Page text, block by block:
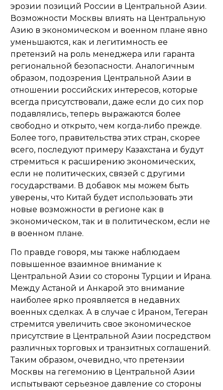
эрозии позиций России в Центральной Азии.
Возможности Москвы влиять на Центральную
Азию в экономическом и военном плане явно
уменьшаются, как и легитимность ее
претензий на роль менеджера или гаранта
региональной безопасности. Аналогичным
образом, подозрения Центральной Азии в
отношении российских интересов, которые
всегда присутствовали, даже если до сих пор
подавлялись, теперь выражаются более
свободно и открыто, чем когда-либо прежде.
Более того, правительства этих стран, скорее
всего, последуют примеру Казахстана и будут
стремиться к расширению экономических,
если не политических, связей с другими
государствами. В добавок мы можем быть
уверены, что Китай будет использовать эти
новые возможности в регионе как в
экономическом, так и в политическом, если не
в военном плане.
По правде говоря, мы также наблюдаем
повышенное взаимное внимание к
Центральной Азии со стороны Турции и Ирана.
Между Астаной и Анкарой это внимание
наиболее ярко проявляется в недавних
военных сделках. А в случае с Ираном, Тегеран
стремится увеличить свое экономическое
присутствие в Центральной Азии посредством
различных торговых и транзитных соглашений.
Таким образом, очевидно, что претензии
Москвы на гегемонию в Центральной Азии
испытывают серьезное давление со стороны